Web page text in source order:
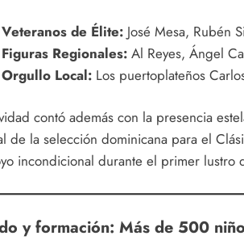
Veteranos de Élite:José Mesa, Rubén
Figuras Regionales:Al Reyes, Ángel
Orgullo Local:Los puertoplateños
contó además con la presencia
de la selección dominicana para el
incondicional durante el primer lustro
y formación: Más de 500